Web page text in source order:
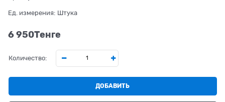
Ед. измерения: Штука
6 950Tенге
Количество:
ДОБАВИТЬ